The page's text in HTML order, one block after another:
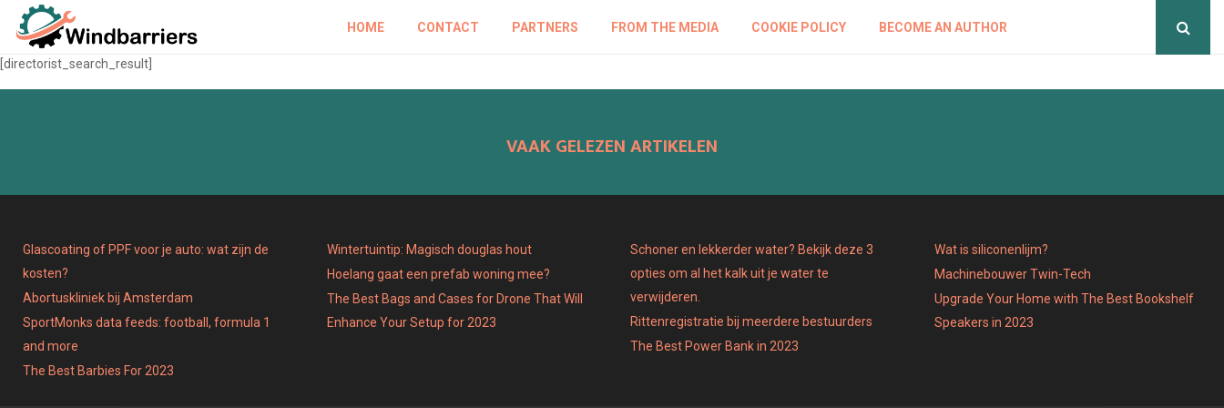
HOME CONTACT PARTNERS FROM THE MEDIA COOKIE POLICY BECOME AN AUTHOR
[directorist_search_result]
VAAK GELEZEN ARTIKELEN
Glascoating of PPF voor je auto: wat zijn de
kosten?
Abortuskliniek bij Amsterdam
SportMonks data feeds: football, formula 1
and more
The Best Barbies For 2023
Wintertuintip: Magisch douglas hout
Hoelang gaat een prefab woning mee?
The Best Bags and Cases for Drone That Will
Enhance Your Setup for 2023
Schoner en lekkerder water? Bekijk deze 3
opties om al het kalk uit je water te
verwijderen.
Rittenregistratie bij meerdere bestuurders
The Best Power Bank in 2023
Wat is siliconenlijm?
Machinebouwer Twin-Tech
Upgrade Your Home with The Best Bookshelf
Speakers in 2023